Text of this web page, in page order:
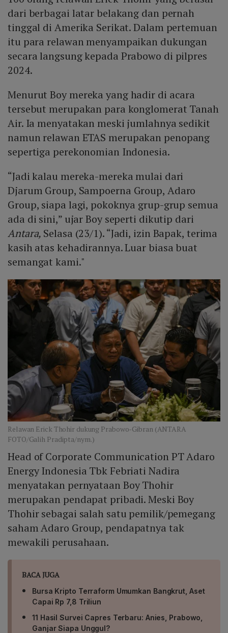
dari berbagai latar belakang dan pernah
tinggal di Amerika Serikat. Dalam pertemuan
itu para relawan menyampaikan dukungan
secara langsung kepada Prabowo di pilpres
2024.
Menurut Boy mereka yang hadir di acara
tersebut merupakan para konglomerat Tanah
Air. Ia menyatakan meski jumlahnya sedikit
namun relawan ETAS merupakan penopang
sepertiga perekonomian Indonesia.
“Jadi kalau mereka-mereka mulai dari
Djarum Group, Sampoerna Group, Adaro
Group, siapa lagi, pokoknya grup-grup semua
ada di sini,” ujar Boy seperti dikutip dari
Antara, Selasa (23/1). “Jadi, izin Bapak, terima
kasih atas kehadirannya. Luar biasa buat
semangat kami."
Relawan Erick Thohir dukung Prabowo-Gibran (ANTARA
FOTO/Galih Pradipta/nym.)
Head of Corporate Communication PT Adaro
Energy Indonesia Tbk Febriati Nadira
menyatakan pernyataan Boy Thohir
merupakan pendapat pribadi. Meski Boy
Thohir sebagai salah satu pemilik/pemegang
saham Adaro Group, pendapatnya tak
mewakili perusahaan.
BACA JUGA
Bursa Kripto Terraform Umumkan Bangkrut, Aset
Capai Rp 7,8 Triliun
11 Hasil Survei Capres Terbaru: Anies, Prabowo,
Ganjar Siapa Unggul?